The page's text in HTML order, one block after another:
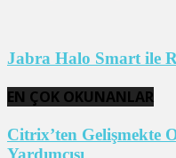
Jabra Halo Smart ile
EN ÇOK OKUNANLAR
Citrix’ten Gelişmekte